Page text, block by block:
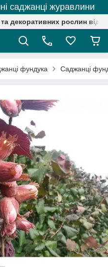
саджанці журавлини
декоративних рослин від
фундука Саджанці